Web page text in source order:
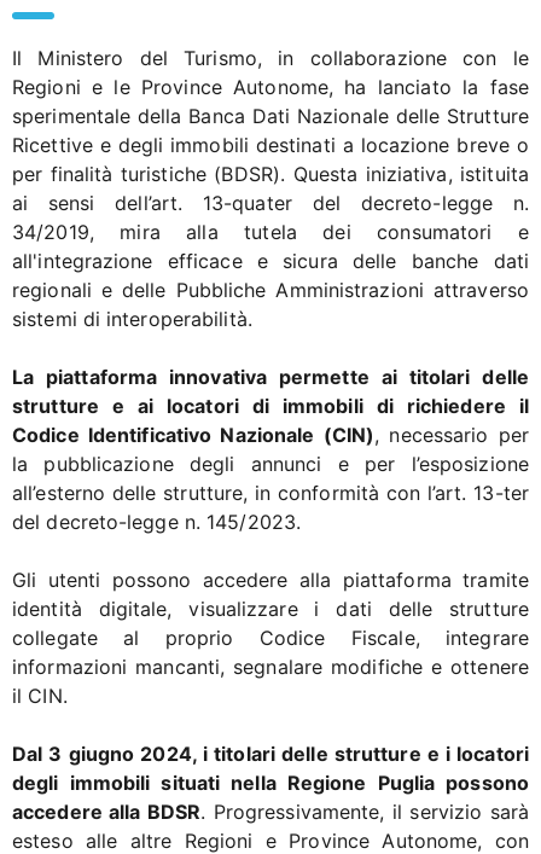
Il Ministero del Turismo, in collaborazione con le
Regioni e le Province Autonome, ha lanciato la fase
sperimentale della Banca Dati Nazionale delle Strutture
Ricettive e degli immobili destinati a locazione breve o
per finalità turistiche (BDSR). Questa iniziativa, istituita
ai sensi dell’art. 13-quater del decreto-legge n.
34/2019, mira alla tutela dei consumatori e
all'integrazione efficace e sicura delle banche dati
regionali e delle Pubbliche Amministrazioni attraverso
sistemi di interoperabilità.
La piattaforma innovativa permette ai titolari delle
strutture e ai locatori di immobili di richiedere il
Codice Identificativo Nazionale (CIN), necessario per
la pubblicazione degli annunci e per l’esposizione
all’esterno delle strutture, in conformità con l’art. 13-ter
del decreto-legge n. 145/2023.
Gli utenti possono accedere alla piattaforma tramite
identità digitale, visualizzare i dati delle strutture
collegate al proprio Codice Fiscale, integrare
informazioni mancanti, segnalare modifiche e ottenere
il CIN.
Dal 3 giugno 2024, i titolari delle strutture e i locatori
degli immobili situati nella Regione Puglia possono
accedere alla BDSR. Progressivamente, il servizio sarà
esteso alle altre Regioni e Province Autonome, con